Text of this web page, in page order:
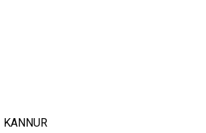
KANNUR